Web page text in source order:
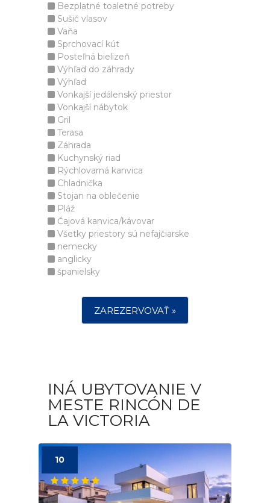
Bezplatné toaletné potreby
Sušič vlasov
Vaňa
Sprchovací kút
Posteľná bielizeň
Výhľad do záhrady
Výhľad
Vonkajší jedálenský priestor
Vonkajší nábytok
Gril
Terasa
Záhrada
Kuchynský riad
Rýchlovarná kanvica
Chladnička
Stojan na oblečenie
Pláž
Čajová kanvica/kávovar
Všetky priestory sú nefajčiarske
nemecky
anglicky
španielsky
ZAREZERVOVAŤ »
INÁ UBYTOVANIE V
MESTE RINCÓN DE
LA VICTORIA
10